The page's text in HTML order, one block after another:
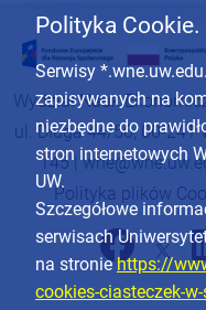
Wydział Nauk
ul. Długa 44/50, 00-
145 |
Polityka plików
Polityka Cookie.
Serwisy
zapisywanych na
niezbędne do
stron internetowych
UW.
Szczegółowe
serwisach
na stroniehttps://
cookies-ciasteczek-